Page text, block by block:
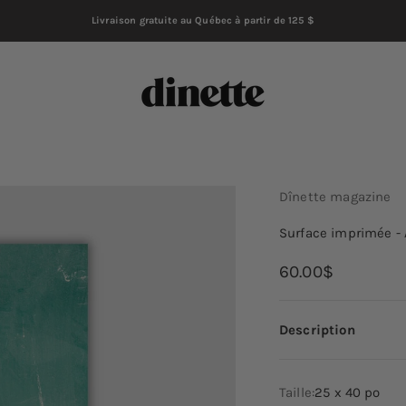
Livraison gratuite au Québec à partir de 125 $
Dînette magazine
Dînette magazine
Surface imprimée -
Prix de vente
60.00$
Description
Taille:25 x 40 po